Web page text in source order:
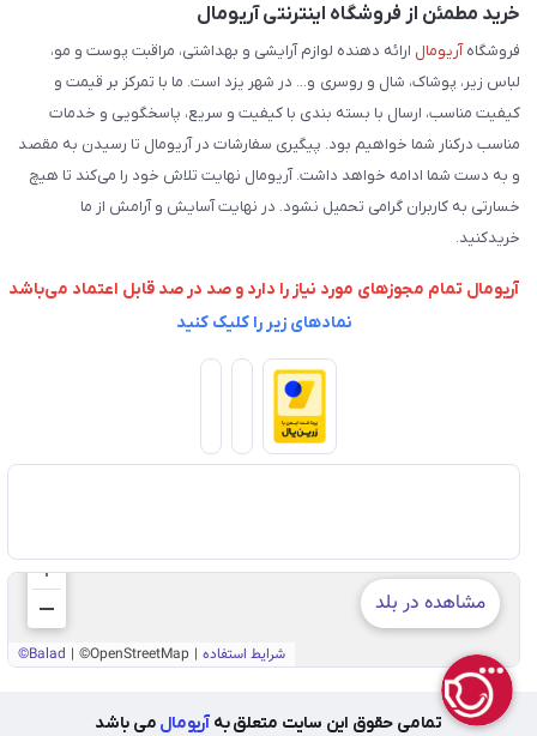
وبلاگ
راهنما
خرید مطمئن از فروشگاه اینترنتی آریومال
فروشگاهآریومال ارائه دهنده لوازم آرایشی و بهداشتی، مراقبت پوست و مو،
لباس زیر، پوشاک، شال و روسری و... در شهر یزد است. ما با تمرکز بر قیمت و
کیفیت مناسب، ارسال با بسته بندی با کیفیت و سریع، پاسخگویی و خدمات
مناسب درکنار شما خواهیم بود. پیگیری سفارشات در آریومال تا رسیدن به مقصد
و به دست شما ادامه خواهد داشت. آریومال نهایت تلاش خود را می‌کند تا هیچ
خسارتی به کاربران گرامی تحمیل نشود. در نهایت آسایش و آرامش از ما
خریدکنید.
آریومال تمام مجوزهای مورد نیاز را دارد و صد در صد قابل اعتماد می‌باشد
نمادهای زیر را کلیک کنید
تمامی حقوق این سایت متعلق بهآریومال می باشد